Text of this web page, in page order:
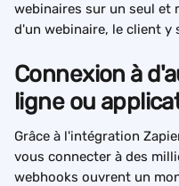
webinaires sur un seul et
d'un webinaire, le client y
Connexion à
ligne ou
Grâce à l'intégration
vous connecter à des
webhooks ouvrent un